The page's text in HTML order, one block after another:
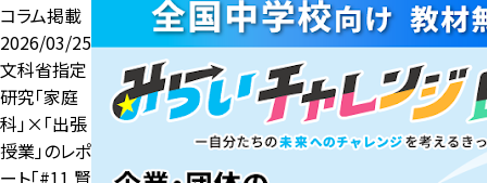
コラム掲載
2026/03/25
文科省指定
研究「家庭
科」×「出張
授業」のレポ
ート「#11 賢